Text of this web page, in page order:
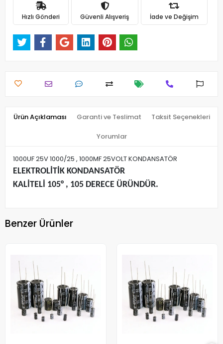
Hızlı Gönderi Güvenli Alışveriş İade ve Değişim
Ürün Açıklaması Garanti ve Teslimat Taksit Seçenekleri
Yorumlar
1000UF 25V 1000/25 , 1000MF 25VOLT KONDANSATÖR
ELEKTROLİTİK KONDANSATÖR
KALİTELİ 105° , 105 DERECE ÜRÜNDÜR.
Benzer Ürünler